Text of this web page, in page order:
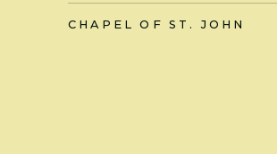
CHAPEL OF ST. JOHN